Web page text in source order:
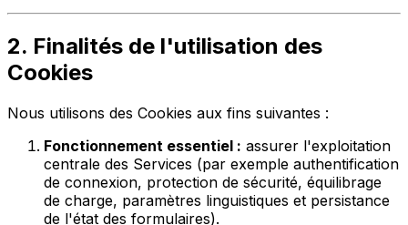
2. Finalités de l'utilisation des
Cookies
Nous utilisons des Cookies aux fins suivantes :
Fonctionnement essentiel : assurer l'exploitation
centrale des Services (par exemple authentification
de connexion, protection de sécurité, équilibrage
de charge, paramètres linguistiques et persistance
de l'état des formulaires).